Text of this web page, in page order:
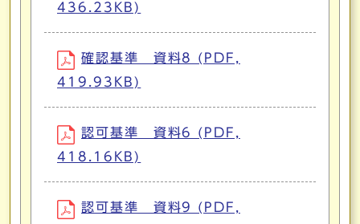
436.23KB)
確認基準 資料8 (PDF,
419.93KB)
認可基準 資料6 (PDF,
418.16KB)
認可基準 資料9 (PDF,